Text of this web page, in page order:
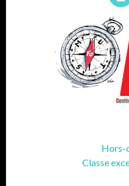
Hors-
Classe